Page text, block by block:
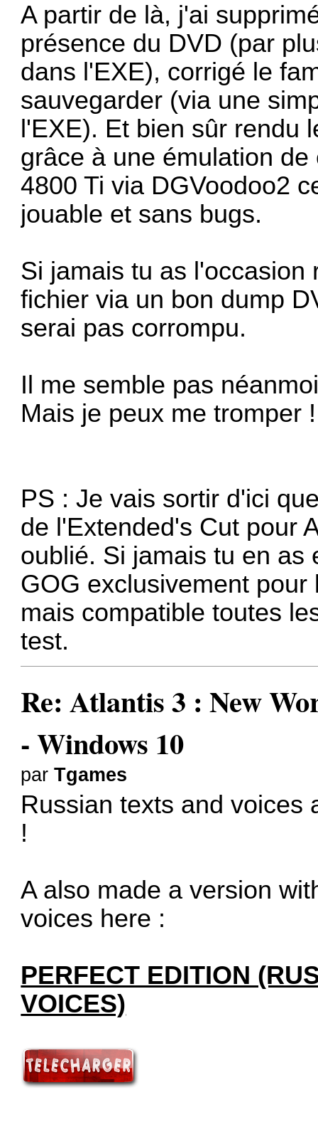
A partir de là, j'ai
présence du DVD (par
dans l'EXE), corrigé le
sauvegarder (via une
l'EXE). Et bien sûr rendu
grâce à une émulation
4800 Ti via DGVoodoo2
jouable et sans bugs.
Si jamais tu as l'occasion
fichier via un bon dump
serai pas corrompu.
Il me semble pas
Mais je peux me tromper
PS : Je vais sortir d'ici
de l'Extended's Cut pour
oublié. Si jamais tu en as
GOG exclusivement
mais compatible toutes
test.
Re: Atlantis 3 : New
- Windows 10
parTgames
Russian texts and voices
!
A also made a version
voices here :
PERFECT EDITION
VOICES)